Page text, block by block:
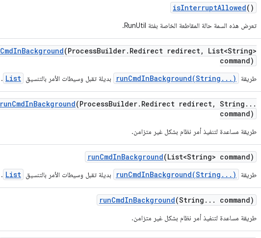
isInterruptAllowed()
تعرض هذه السمة حالة المقاطعة الخاصة بفئة RunUtil.
CmdInBackground(ProcessBuilder. Redirect redirect,
List<String>
command)
طريقة runCmdInBackground(String...) بديلة تقبل وسيطات الأمر بالتنسيق List
.
runCmdInBackground(ProcessBuilder. Redirect redirect, String . . .
command)
طريقة مساعدة لتنفيذ أمر نظام بشكل غير متزامن.
runCmdInBackground(List<String> command)
طريقة runCmdInBackground(String...) بديلة تقبل وسيطات الأمر بالتنسيق List
.
runCmdInBackground(String . . . command)
طريقة مساعدة لتنفيذ أمر نظام بشكل غير متزامن.